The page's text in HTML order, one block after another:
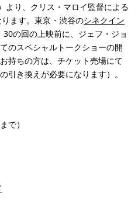
より、クリス・マロイ監督による
ます。東京・渋谷のシネクイン
の回の上映前に、ジェフ・ジョ
のスペシャルトークショーの開
持ちの方は、チケット売場にて
引き換えが必要になります）。
で）